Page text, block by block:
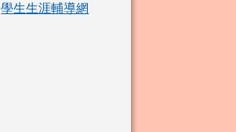
學生生涯輔導網